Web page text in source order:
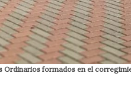
formados en el